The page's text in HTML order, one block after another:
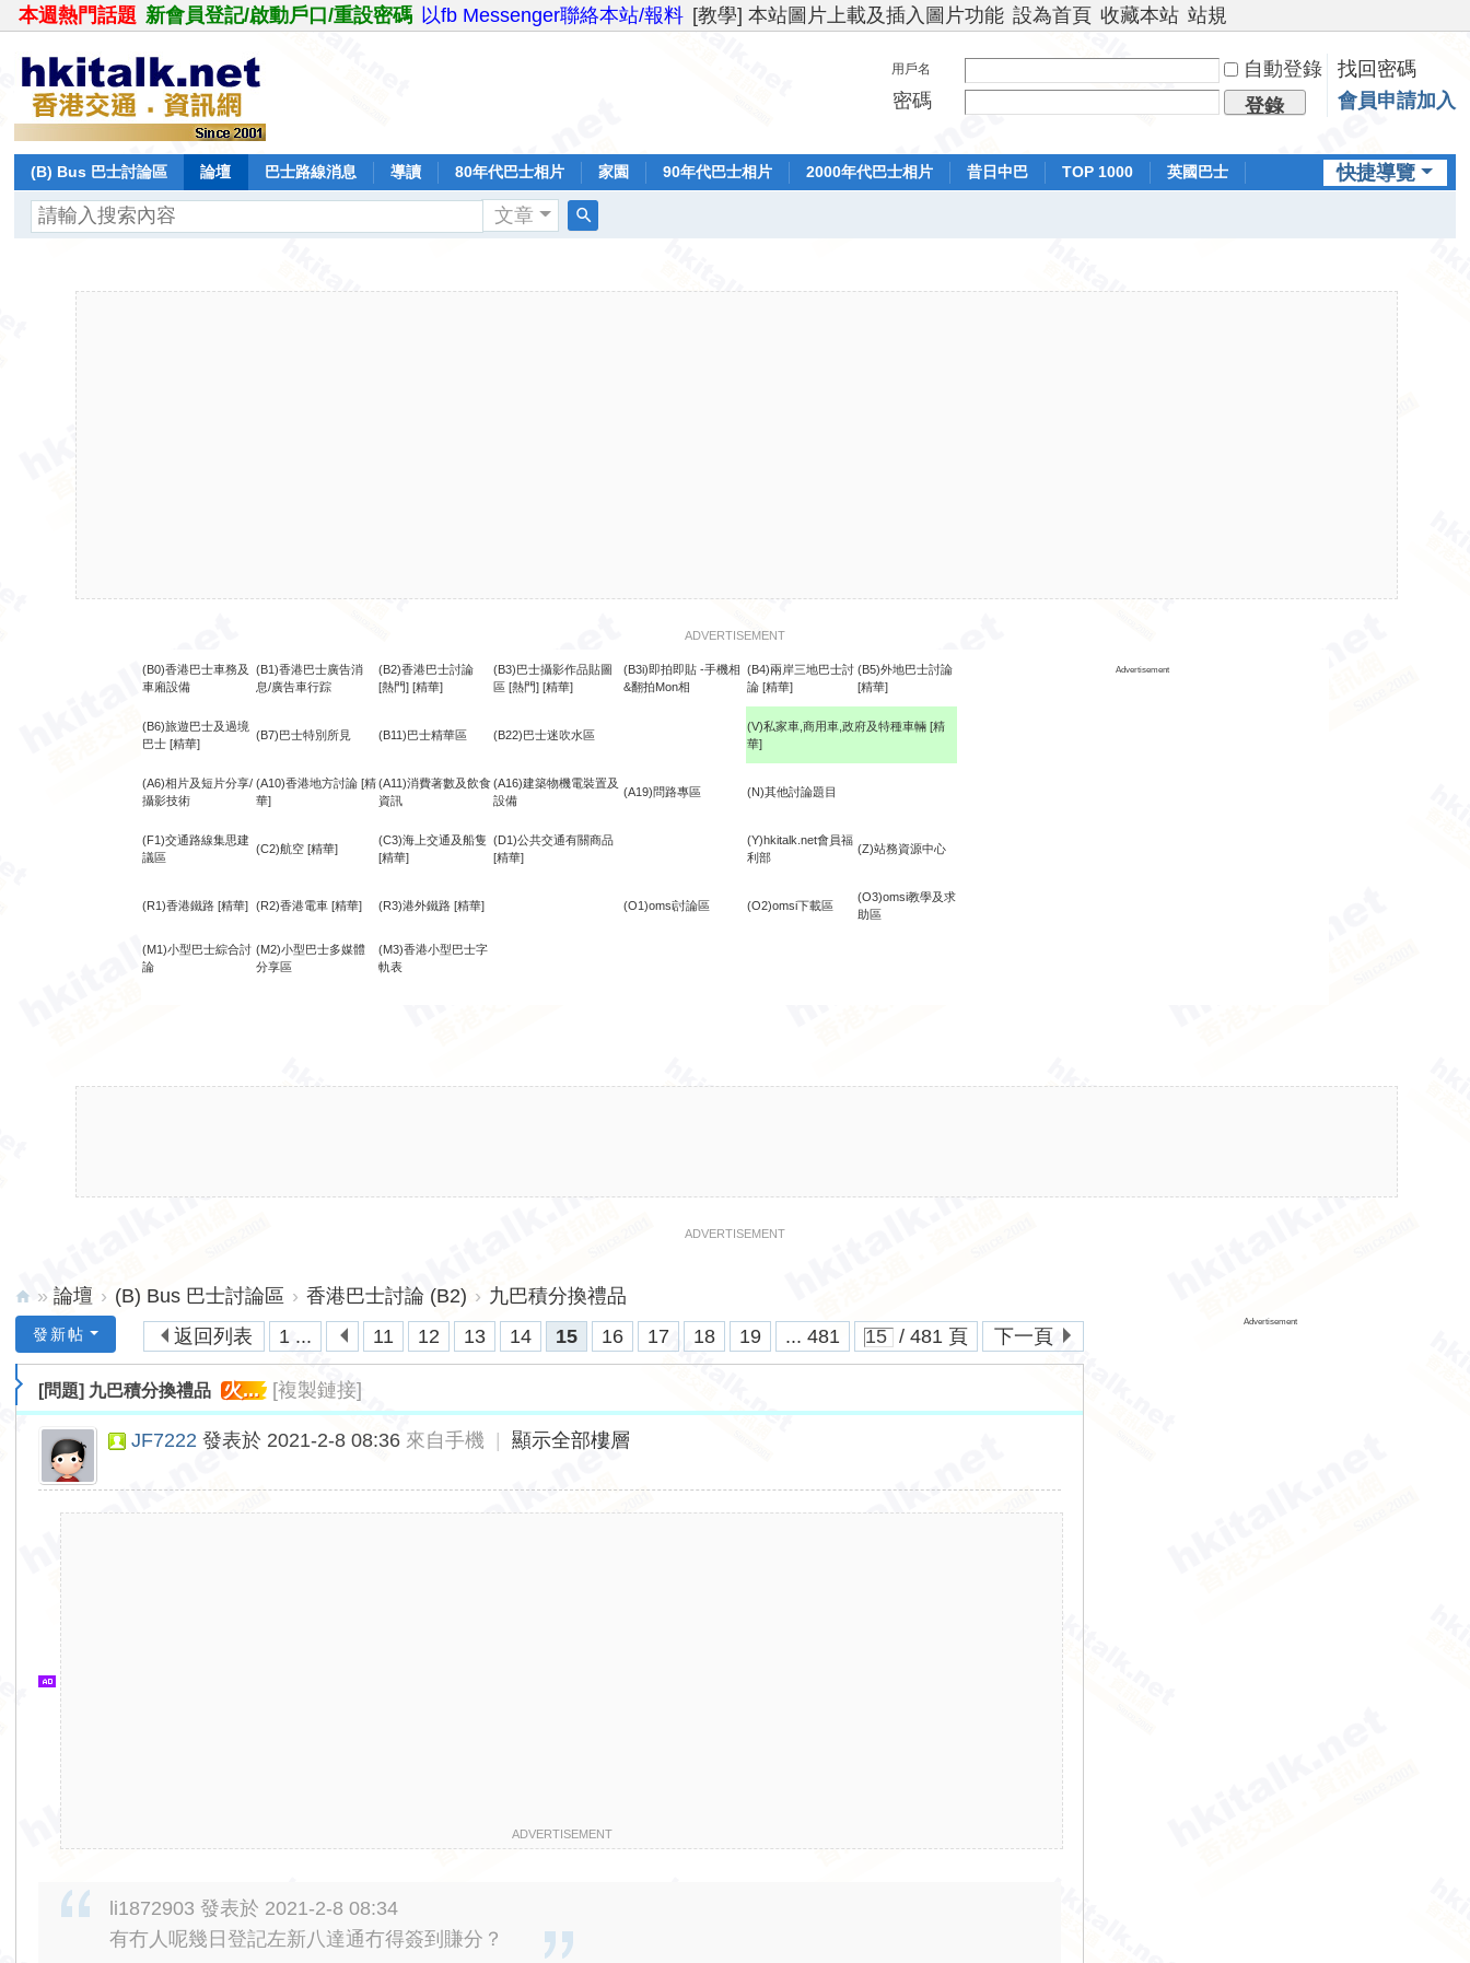
本週熱門話題 新會員登記/啟動戶口/重設密碼 以fb Messenger聯絡本站/報料 [教學] 本站圖片上載及插入圖片功能 設為首頁 收藏本站 站規
用戶名 自動登錄
找回密碼
密碼
登錄 會員申請加入
快捷導覽
(B) Bus 巴士討論區 論壇 巴士路線消息 導讀 80年代巴士相片 家園 90年代巴士相片 2000年代巴士相片 昔日中巴 TOP 1000
英國巴士
文章
ADVERTISEMENT
(B0)香港巴士車務及
車廂設備
(B1)香港巴士廣告消
息/廣告車行踪
(B2)香港巴士討論
[熱門] [精華]
(B3)巴士攝影作品貼圖
區 [熱門] [精華]
(B3i)即拍即貼 -手機相
&翻拍Mon相
(B4)兩岸三地巴士討
論 [精華]
(B5)外地巴士討論
[精華]
Advertisement
(B6)旅遊巴士及過境
巴士 [精華]
(B7)巴士特別所見 (B11)巴士精華區 (B22)巴士迷吹水區
(V)私家車,商用車,政府及特種車輛 [精
華]
(A6)相片及短片分享/
攝影技術
(A10)香港地方討論 [精
華]
(A11)消費著數及飲食
資訊
(A16)建築物機電裝置及
設備
(A19)問路專區 (N)其他討論題目
(F1)交通路線集思建
議區
(C2)航空 [精華]
(C3)海上交通及船隻
[精華]
(D1)公共交通有關商品
[精華]
(Y)hkitalk.net會員福
利部
(Z)站務資源中心
(R1)香港鐵路 [精華] (R2)香港電車 [精華] (R3)港外鐵路 [精華] (O1)omsi討論區 (O2)omsi下載區
(O3)omsi教學及求
助區
(M1)小型巴士綜合討
論
(M2)小型巴士多媒體
分享區
(M3)香港小型巴士字
軌表
ADVERTISEMENT
lk.
» 論壇 › (B) Bus 巴士討論區 › 香港巴士討論 (B2) › 九巴積分換禮品
1 ...
11 12 13 14 15 16 17 18 19 ... 481 / 481 頁 下一頁
返回列表
發新帖
[問題] 九巴積分換禮品 火... [複製鏈接]
JF7222 發表於 2021-2-8 08:36 來自手機 顯示全部樓層
ADVERTISEMENT
li1872903 發表於 2021-2-8 08:34
有冇人呢幾日登記左新八達通冇得簽到賺分？
Advertisement